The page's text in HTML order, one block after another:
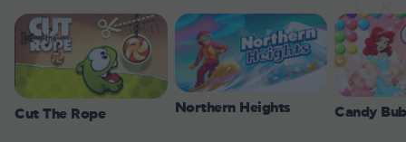
Cut The Rope Northern Heights Candy